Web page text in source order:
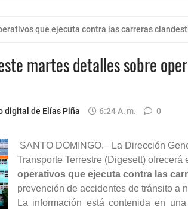
que ejecuta contra las carreras
martes detalles sobre
digital de Elías Piña 6:24 A. M. 0
SANTO DOMINGO.– La Dirección
Transporte Terrestre (Digesett)
operativos que ejecuta contra las
prevención de accidentes de tránsito a
La información está contenida en